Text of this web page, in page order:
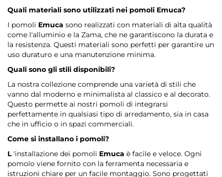
Quali materiali sono utilizzati nei pomoli Emuca?
I pomoli Emuca sono realizzati con materiali di alta qualità
come l'alluminio e la Zama, che ne garantiscono la durata e
la resistenza. Questi materiali sono perfetti per garantire un
uso duraturo e una manutenzione minima.
Quali sono gli stili disponibili?
La nostra collezione comprende una varietà di stili che
vanno dal moderno e minimalista al classico e al decorato.
Questo permette ai nostri pomoli di integrarsi
perfettamente in qualsiasi tipo di arredamento, sia in casa
che in ufficio o in spazi commerciali.
Come si installano i pomoli?
L'installazione dei pomoli Emuca è facile e veloce. Ogni
pomolo viene fornito con la ferramenta necessaria e
istruzioni chiare per un facile montaggio. Sono progettati